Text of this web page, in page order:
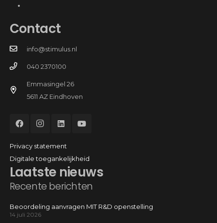
Laatste nieuws
Recente berichten
Beoordeling aanvragen MIT R&D openstelling
14 juli 2026
Contact
info@stimulus.nl
040 2370100
Emmasingel 26
5611 AZ Eindhoven
Privacy statement
Digitale toegankelijkheid